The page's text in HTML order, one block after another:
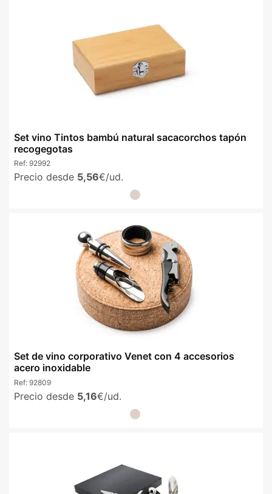
Set vino Tintos bambú natural sacacorchos tapón
recogegotas
Ref: 92992
Precio desde 5,56€/ud.
Set de vino corporativo Venet con 4 accesorios
acero inoxidable
Ref: 92809
Precio desde 5,16€/ud.